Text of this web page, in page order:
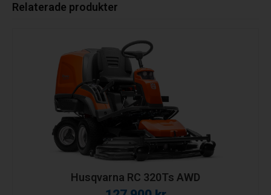
Relaterade produkter
Husqvarna RC 320Ts AWD